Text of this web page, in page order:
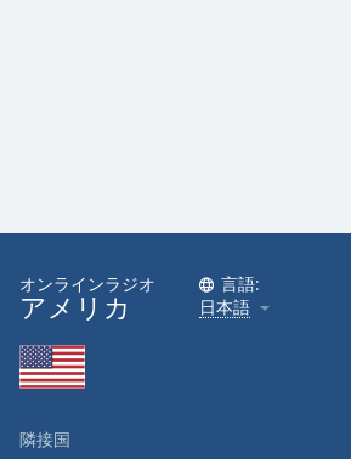
オンラインラジオ
アメリカ
言語:
日本語
隣接国